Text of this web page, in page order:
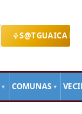
S@TGUAICA
▼ COMUNAS ▼